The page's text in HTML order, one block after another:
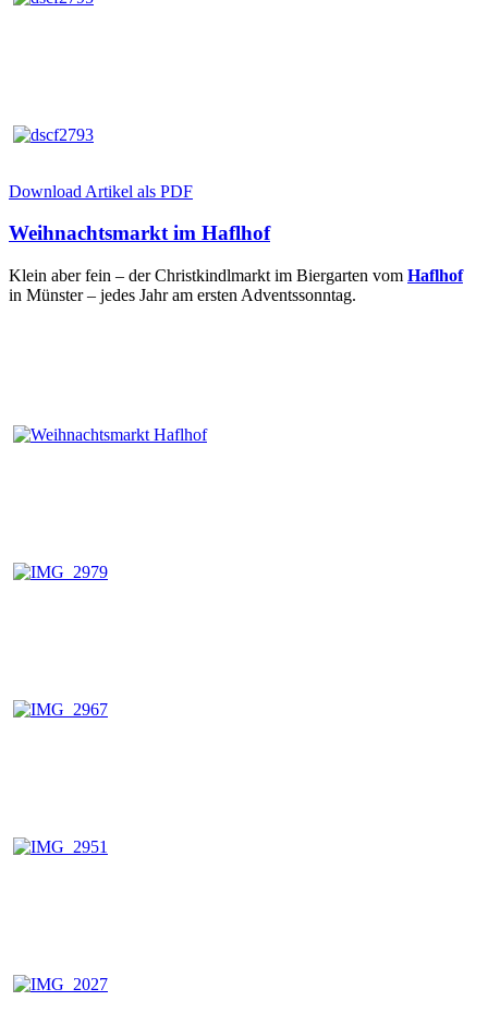
Download Artikel als PDF
Weihnachtsmarkt im Haflhof
Klein aber fein – der Christkindlmarkt im Biergarten vom Haflhof
in Münster – jedes Jahr am ersten Adventssonntag.